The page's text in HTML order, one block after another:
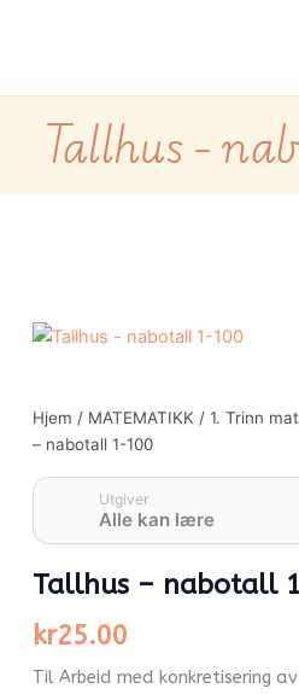
innholdet
Tallhus –
Hjem / MATEMATIKK /1. Trinn
– nabotall 1-100
Utgiver
Alle kan lære
Tallhus – nabotall
kr25.00
Til Arbeid med konkretisering
Tallhus
100
antall